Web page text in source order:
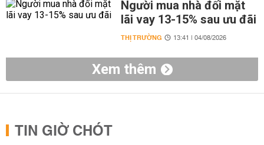
Người mua nhà đối mặt
lãi vay 13-15% sau ưu đãi
THỊ TRƯỜNG 13:41 | 04/08/2026
Xem thêm
TIN GIỜ CHÓT